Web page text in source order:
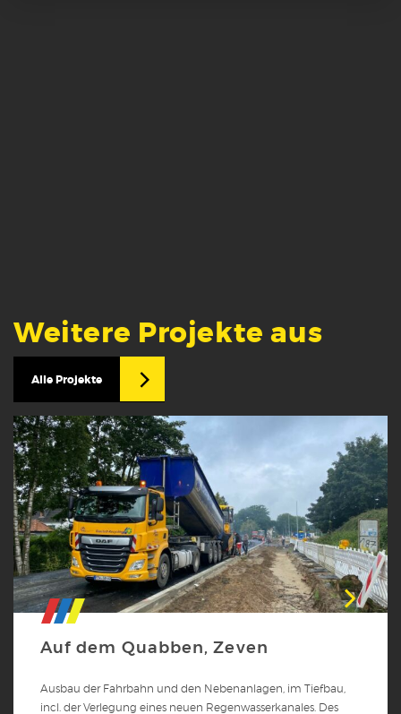
Weitere Projekte aus
Alle Projekte
Auf dem Quabben, Zeven
Ausbau der Fahrbahn und den Nebenanlagen, im Tiefbau,
incl. der Verlegung eines neuen Regenwasserkanales. Des